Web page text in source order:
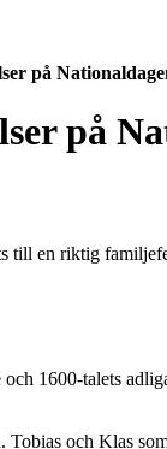
på
på
en riktig
1600-talets
och Klas